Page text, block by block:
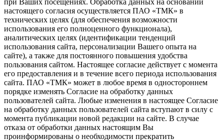
при Ваших посещениях. Обработка данных на основании
настоящего согласия осуществляется ПАО «ТМК» в
технических целях (для обеспечения возможности
использования его полноценного функционала),
аналитических целях (идентификации тенденций
использования сайта, персонализации Вашего опыта на
сайте), а также для постоянного повышения удобства
пользования сайтом. Настоящее согласие действует с момента
его предоставления и в течение всего периода использования
сайта. ПАО «ТМК» может в любое время в одностороннем
порядке изменять Согласие на обработку данных
пользователей сайта. Любые изменения в настоящее Согласие
на обработку данных пользователей сайта вступают в силу с
момента публикации новой редакции на сайте. В случае
отказа от обработки данных настоящим Вы
проинформированы о необходимости прекратить